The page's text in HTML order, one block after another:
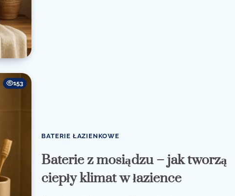
153
BATERIE ŁAZIENKOWE
Baterie z mosiądzu – jak tworzą
ciepły klimat w łazience